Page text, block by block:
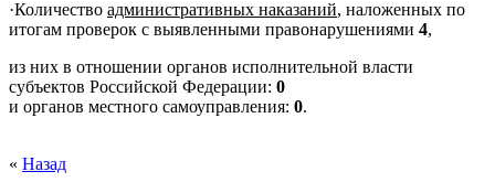
·Количество административных наказаний, наложенных по
итогам проверок с выявленными правонарушениями 4,
из них в отношении органов исполнительной власти
субъектов Российской Федерации: 0
и органов местного самоуправления: 0.
« Назад